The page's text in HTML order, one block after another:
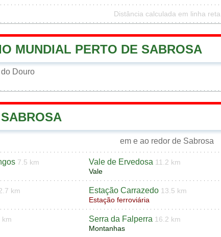
Distância calculada em linha reta
MUNDIAL PERTO DE SABROSA
Douro
em e ao redor de Sabrosa
7.5 km
Vale de Ervedosa 11.2 km
Vale
km
Estação Carrazedo 13.5 km
Estação ferroviária
km
Serra da Falperra 16.2 km
Montanhas